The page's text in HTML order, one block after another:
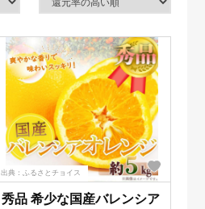
出典：ふるさとチョイス
秀品 希少な国産バレンシア